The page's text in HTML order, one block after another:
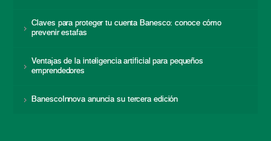
Claves para proteger tu cuenta Banesco: conoce cómo
prevenir estafas
Ventajas de la inteligencia artificial para pequeños
emprendedores
BanescoInnova anuncia su tercera edición